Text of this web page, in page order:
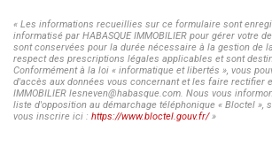
« Les informations recueillies sur ce formulaire sont
informatisé par HABASQUE IMMOBILIER pour gérer votre
sont conservées pour la durée nécessaire à la gestion de
respect des prescriptions légales applicables et sont
Conformément à la loi « informatique et libertés », vous
d'accès aux données vous concernant et les faire rectifier
IMMOBILIER lesneven@habasque.com. Nous vous
liste d'opposition au démarchage téléphonique « Bloctel »,
vous inscrire ici : https://www.bloctel.gouv.fr/»